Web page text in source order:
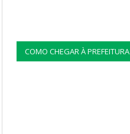
COMO CHEGAR À PREFEITURA